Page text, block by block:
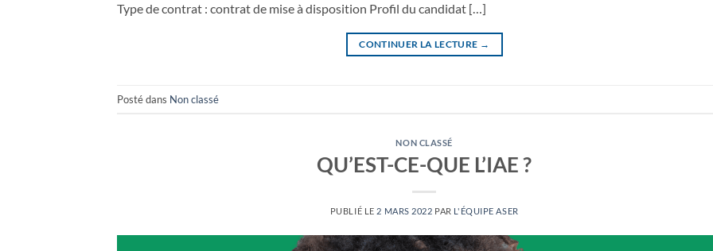
Type de contrat : contrat de mise à disposition Profil du candidat […]
CONTINUER LA LECTURE →
Posté dans Non classé
NON CLASSÉ
QU’EST-CE-QUE L’IAE ?
PUBLIÉ LE 2 MARS 2022 PAR L'ÉQUIPE ASER